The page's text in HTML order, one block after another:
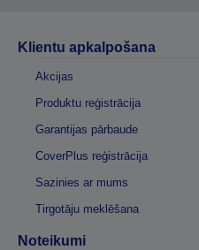
Klientu apkalpošana
Akcijas
Produktu reģistrācija
Garantijas pārbaude
CoverPlus reģistrācija
Sazinies ar mums
Tirgotāju meklēšana
Noteikumi